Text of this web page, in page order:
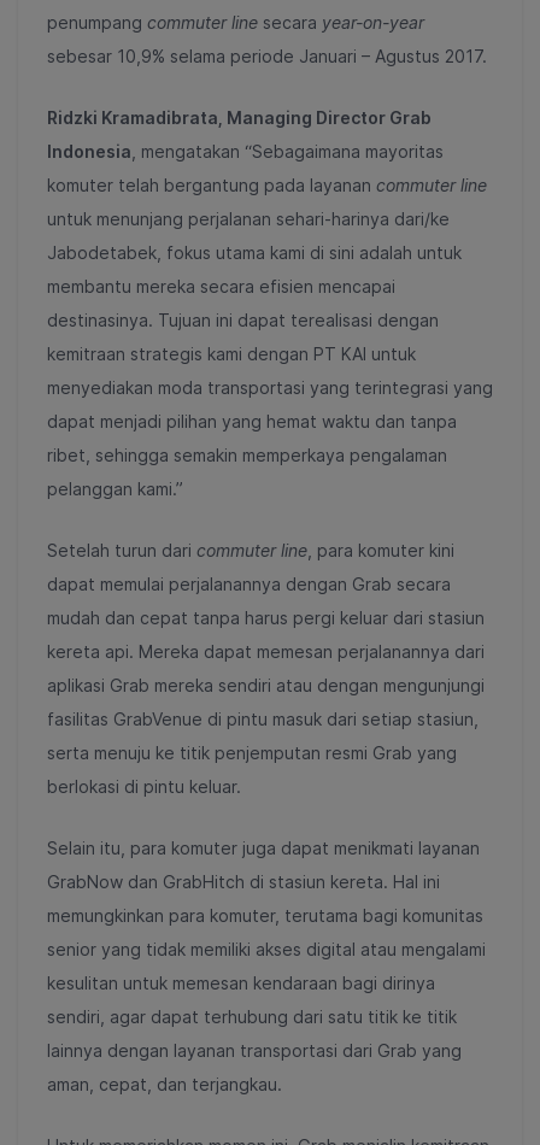
penumpang commuter line secara year-on-year
sebesar 10,9% selama periode Januari – Agustus 2017.
Ridzki Kramadibrata, Managing Director Grab
Indonesia mengatakan “Sebagaimana mayoritas
komuter telah bergantung pada layanan commuter line
untuk menunjang perjalanan sehari-harinya dari/ke
Jabodetabek, fokus utama kami di sini adalah untuk
membantu mereka secara efisien mencapai
destinasinya. Tujuan ini dapat terealisasi dengan
kemitraan strategis kami dengan PT KAI untuk
menyediakan moda transportasi yang terintegrasi yang
dapat menjadi pilihan yang hemat waktu dan tanpa
ribet, sehingga semakin memperkaya pengalaman
pelanggan kami.”
Setelah turun dari commuter line , para komuter kini
dapat memulai perjalanannya dengan Grab secara
mudah dan cepat tanpa harus pergi keluar dari stasiun
kereta api. Mereka dapat memesan perjalanannya dari
aplikasi Grab mereka sendiri atau dengan mengunjungi
fasilitas GrabVenue di pintu masuk dari setiap stasiun,
serta menuju ke titik penjemputan resmi Grab yang
berlokasi di pintu keluar.
Selain itu, para komuter juga dapat menikmati layanan
GrabNow dan GrabHitch di stasiun kereta. Hal ini
memungkinkan para komuter, terutama bagi komunitas
senior yang tidak memiliki akses digital atau mengalami
kesulitan untuk memesan kendaraan bagi dirinya
sendiri, agar dapat terhubung dari satu titik ke titik
lainnya dengan layanan transportasi dari Grab yang
aman, cepat, dan terjangkau.